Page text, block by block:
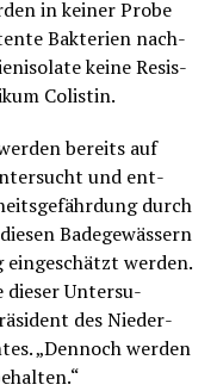
in kei­ner Pro­be
Bak­te­ri­en nach­
kei­ne Resis­
Colistin.
bereits auf
und ent­
durch
Bade­ge­wäs­sern
wer­den.
die­ser Unter­su­
des Nie­der­
„Den­noch wer­den